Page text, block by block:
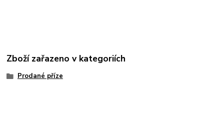
Zboží zařazeno v kategoriích
Prodané příze